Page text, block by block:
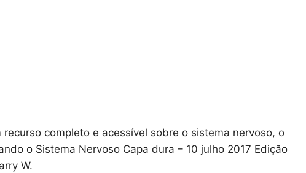
completo e acessível sobre o sistema nervoso, o
o Sistema Nervoso Capa dura – 10 julho 2017 Edição
W.